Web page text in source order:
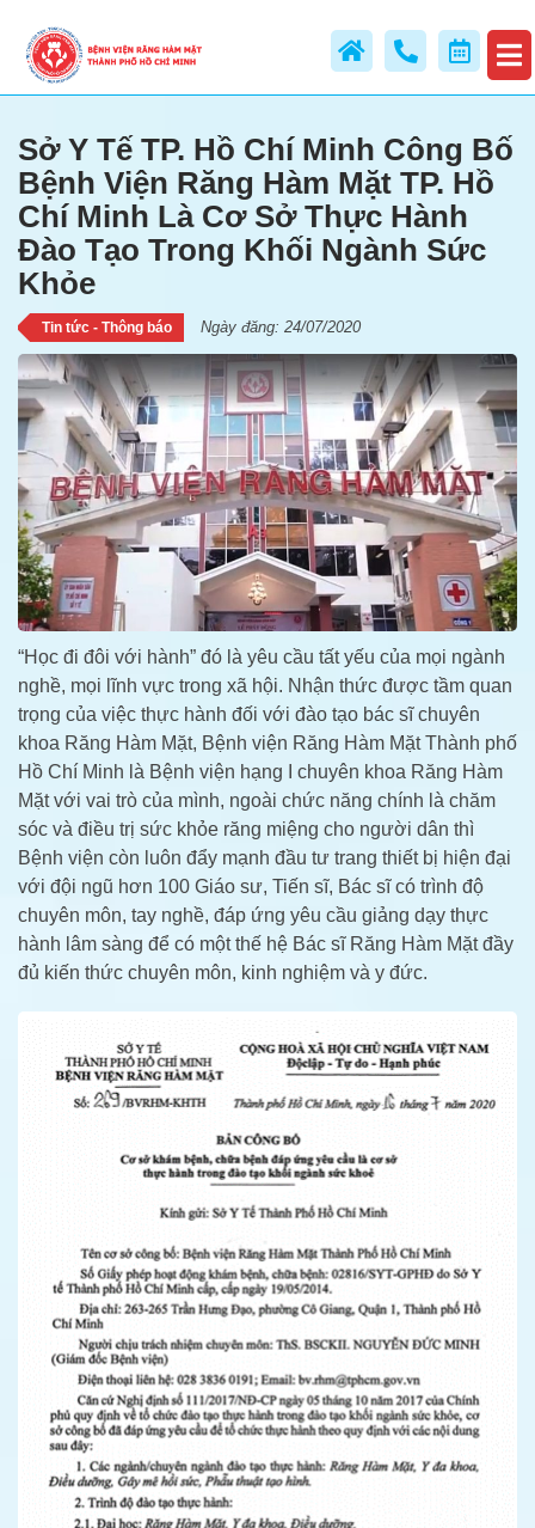
Đào Tạo Trong Khối Ngành Sức
Khỏe
Sở Y Tế TP. Hồ Chí Minh Công Bố
Bệnh Viện Răng Hàm Mặt TP. Hồ
Chí Minh Là Cơ Sở Thực Hành
Đào Tạo Trong Khối Ngành Sức
Khỏe
Tin tức - Thông báo Ngày đăng: 24/07/2020
“Học đi đôi với hành” đó là yêu cầu tất yếu của mọi ngành
nghề, mọi lĩnh vực trong xã hội. Nhận thức được tầm quan
trọng của việc thực hành đối với đào tạo bác sĩ chuyên
khoa Răng Hàm Mặt, Bệnh viện Răng Hàm Mặt Thành phố
Hồ Chí Minh là Bệnh viện hạng I chuyên khoa Răng Hàm
Mặt với vai trò của mình, ngoài chức năng chính là chăm
sóc và điều trị sức khỏe răng miệng cho người dân thì
Bệnh viện còn luôn đẩy mạnh đầu tư trang thiết bị hiện đại
với đội ngũ hơn 100 Giáo sư, Tiến sĩ, Bác sĩ có trình độ
chuyên môn, tay nghề, đáp ứng yêu cầu giảng dạy thực
hành lâm sàng để có một thế hệ Bác sĩ Răng Hàm Mặt đầy
đủ kiến thức chuyên môn, kinh nghiệm và y đức.